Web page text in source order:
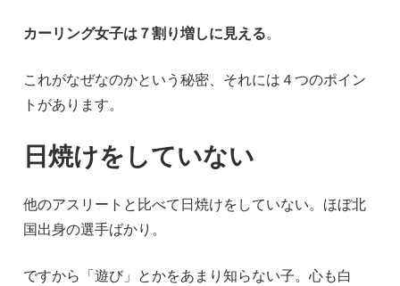
カーリング女子は７割り増しに見える。
これがなぜなのかという秘密、それには４つのポイン
トがあります。
日焼けをしていない
他のアスリートと比べて日焼けをしていない。ほぼ北
国出身の選手ばかり。
ですから「遊び」とかをあまり知らない子。心も白